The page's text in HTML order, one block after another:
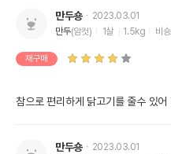
만두숑
2023.03.01
만두(암컷) 1살 1.5kg 비
재구매
참으로 편리하게 닭고기를 줄수 있어
만두숑
2023.03.01